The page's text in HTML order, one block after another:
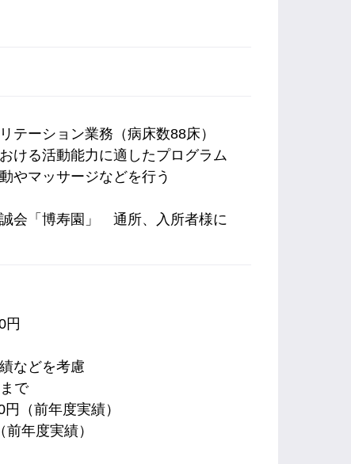
テーション業務（病床数88床）
ける活動能力に適したプログラム
やマッサージなどを行う
会「博寿園」 通所、入所者様に
円
などを考慮
で
（前年度実績）
年度実績）